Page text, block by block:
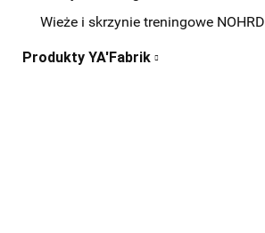
Wieże i skrzynie treningowe NOHRD
Produkty YA'Fabrik